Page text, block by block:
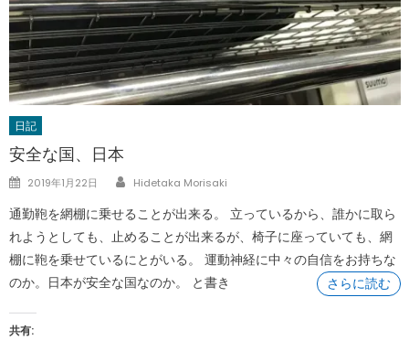
日記
安全な国、日本
Posted
2019年1月22日 Author
Hidetaka Morisaki
通勤鞄を網棚に乗せることが出来る。 立っているから、誰かに取ら
れようとしても、止めることが出来るが、椅子に座っていても、網
棚に鞄を乗せているにとがいる。 運動神経に中々の自信をお持ちな
のか。日本が安全な国なのか。 と書き
さらに読む
共有: